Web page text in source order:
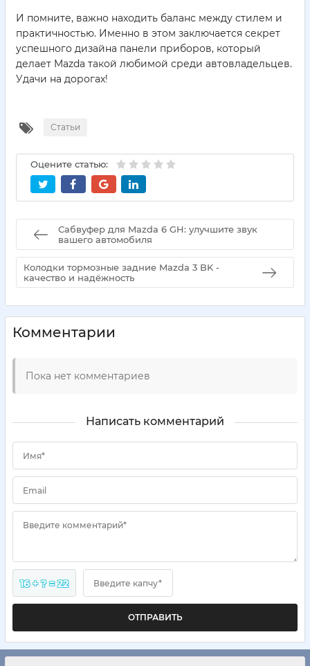
И помните, важно находить баланс между стилем и
практичностью. Именно в этом заключается секрет
успешного дизайна панели приборов, который
делает Mazda такой любимой среди автовладельцев.
Удачи на дорогах!
Статьи
Оцените статью:
Сабвуфер для Mazda 6 GH: улучшите звук
вашего автомобиля
Колодки тормозные задние Mazda 3 BK -
качество и надёжность
Комментарии
Пока нет комментариев
Написать комментарий
Имя*
Email
Введите комментарий*
16 + ? = 22 Введите капчу*
ОТПРАВИТЬ